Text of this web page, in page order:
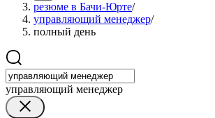
резюме в Бачи-Юрте/
управляющий менеджер/
полный день
управляющий менеджер